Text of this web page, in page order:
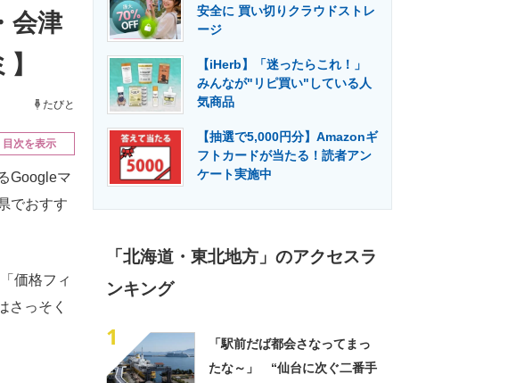
製造業のIT導入・活用を支援
エネルギーの専門メディア 建設×テクノロジーの最前線
会津
たびと
目次を表示
Googleマ
でおすす
価格フィ
さっそく
安全に 買い切りクラウドストレ
ージ
【iHerb】「迷ったらこれ！」
みんなが"リピ買い"している人
気商品
【抽選で5,000円分】Amazonギ
フトカードが当たる！読者アン
ケート実施中
「北海道・東北地方」のアクセスラ
ンキング
1
「駅前だば都会さなってまっ
たな～」 “仙台に次ぐ二番手